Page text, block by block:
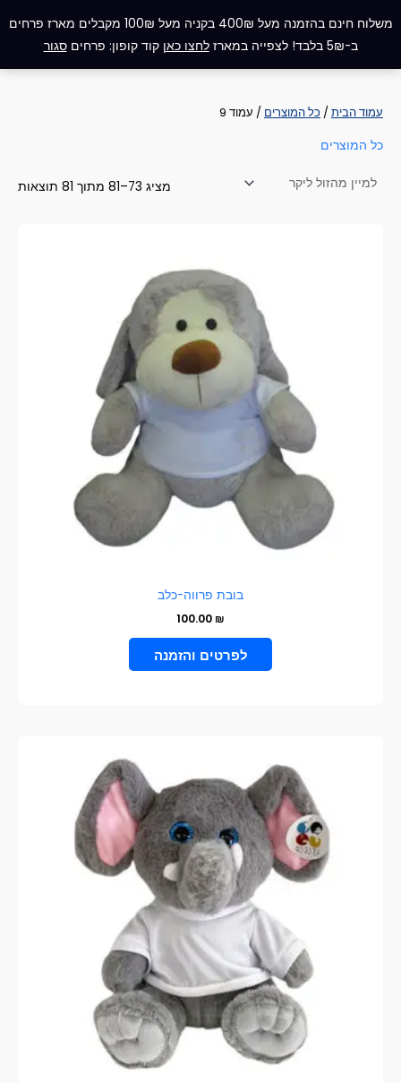
משלוח חינם בהזמנה מעל 400₪ בקניה מעל 100₪ מקבלים מארז פרחים
ב-5₪ בלבד! לצפייה במארז
לחצו כאן קוד קופון: פרחיםסגור
לתוכן
תפריט
עמוד הבית / כל המוצרים / עמוד 9
כל המוצרים
מציג 73–81 מתוך 81 תוצאות
לפי
בובת פרווה-כלב
100.00 ₪
הוספה לסל